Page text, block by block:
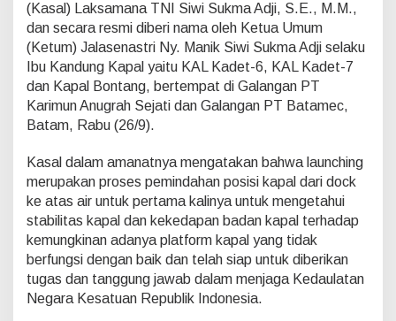
N
G
A
T
(Kasal) Laksamana TNI Siwi Sukma Adji, S.E., M.M.,
dan secara resmi diberi nama oleh Ketua Umum
(Ketum) Jalasenastri Ny. Manik Siwi Sukma Adji selaku
Ibu Kandung Kapal yaitu KAL Kadet-6, KAL Kadet-7
dan Kapal Bontang, bertempat di Galangan PT
Karimun Anugrah Sejati dan Galangan PT Batamec,
Batam, Rabu (26/9).
Kasal dalam amanatnya mengatakan bahwa launching
merupakan proses pemindahan posisi kapal dari dock
ke atas air untuk pertama kalinya untuk mengetahui
stabilitas kapal dan kekedapan badan kapal terhadap
kemungkinan adanya platform kapal yang tidak
berfungsi dengan baik dan telah siap untuk diberikan
tugas dan tanggung jawab dalam menjaga Kedaulatan
Negara Kesatuan Republik Indonesia.